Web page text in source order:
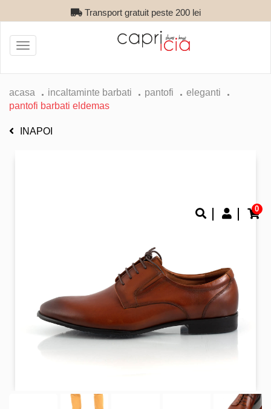
Transport gratuit peste 200 lei
0
Toggle
navigation
acasa incaltaminte barbati pantofi
eleganti
pantofi barbati eldemas
INAPOI